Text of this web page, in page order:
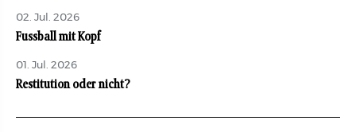
02. Jul. 2026
Fussball mit Kopf
01. Jul. 2026
Restitution oder nicht?